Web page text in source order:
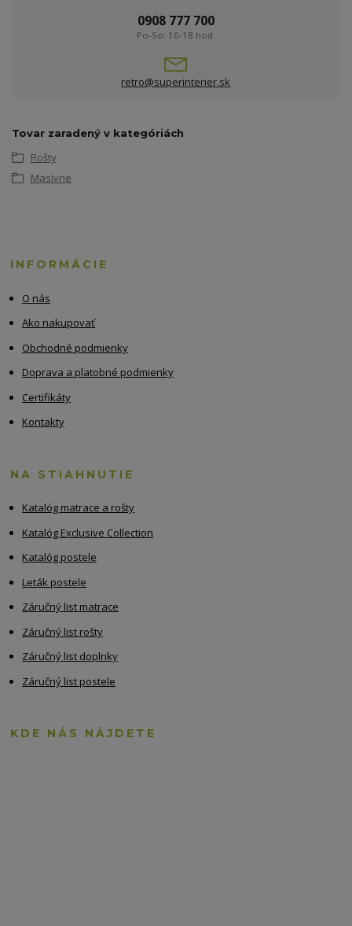
0908 777 700
Po-So: 10-18 hod.
retro@superinterier.sk
Tovar zaradený v kategóriách
Rošty
Masívne
INFORMÁCIE
O nás
Ako nakupovať
Obchodné podmienky
Doprava a platobné podmienky
Certifikáty
Kontakty
NA STIAHNUTIE
Katalóg matrace a rošty
Katalóg Exclusive Collection
Katalóg postele
Leták postele
Záručný list matrace
Záručný list rošty
Záručný list doplnky
Záručný list postele
KDE NÁS NÁJDETE